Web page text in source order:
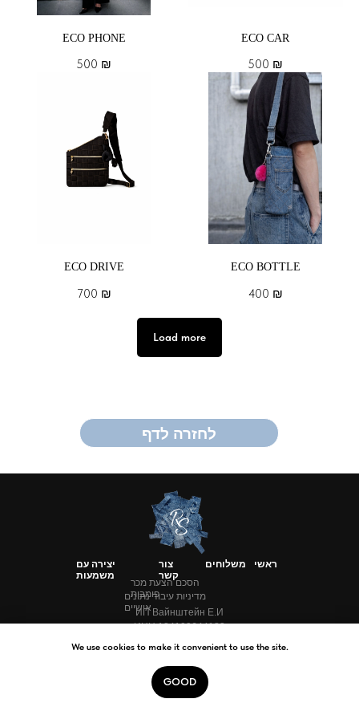
We use cookies to make it convenient to use the site.
GOOD
ECO PHONE
500 ₪
ECO CAR
500 ₪
ECO DRIVE
700 ₪
ECO BOTTLE
400 ₪
Load more
לחזרה לדף
ראשי משלוחים
צור
קשר
יצירה עם
משמעות
מדיניות עיבוד נתונים
אישיים
הסכם הצעת מכר
פומבית
ИП Вайнштейн Е.И
ИНН 184100644183
ОГРНИП 320183200013790
Made on Tilda